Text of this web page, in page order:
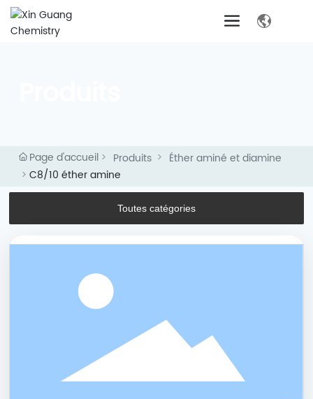
Page d'accueil Produits
Éther aminé et diamine
C8/10 éther amine
Toutes catégories